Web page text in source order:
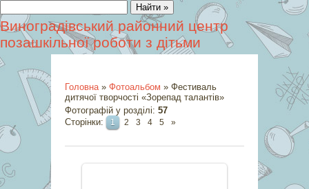
Виноградівський районний центр
позашкільної роботи з дітьми
Головна» Фотоальбом » Фестиваль
дитячої творчості «Зорепад талантів»
Фотографій у розділі: 57
Сторінки: 1 2 3 4 5 »